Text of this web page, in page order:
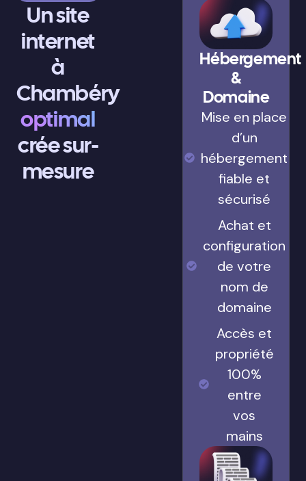
Un site
internet
à
Chambéry
optimal
crée sur-
mesure
Hébergement
&
Domaine
Mise en place
d’un
hébergement
fiable et
sécurisé
Achat et
configuration
de votre
nom de
domaine
Accès et
propriété
100%
entre
vos
mains